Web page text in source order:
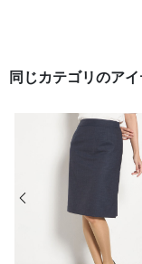
同じカテゴリのアイ
前の画像